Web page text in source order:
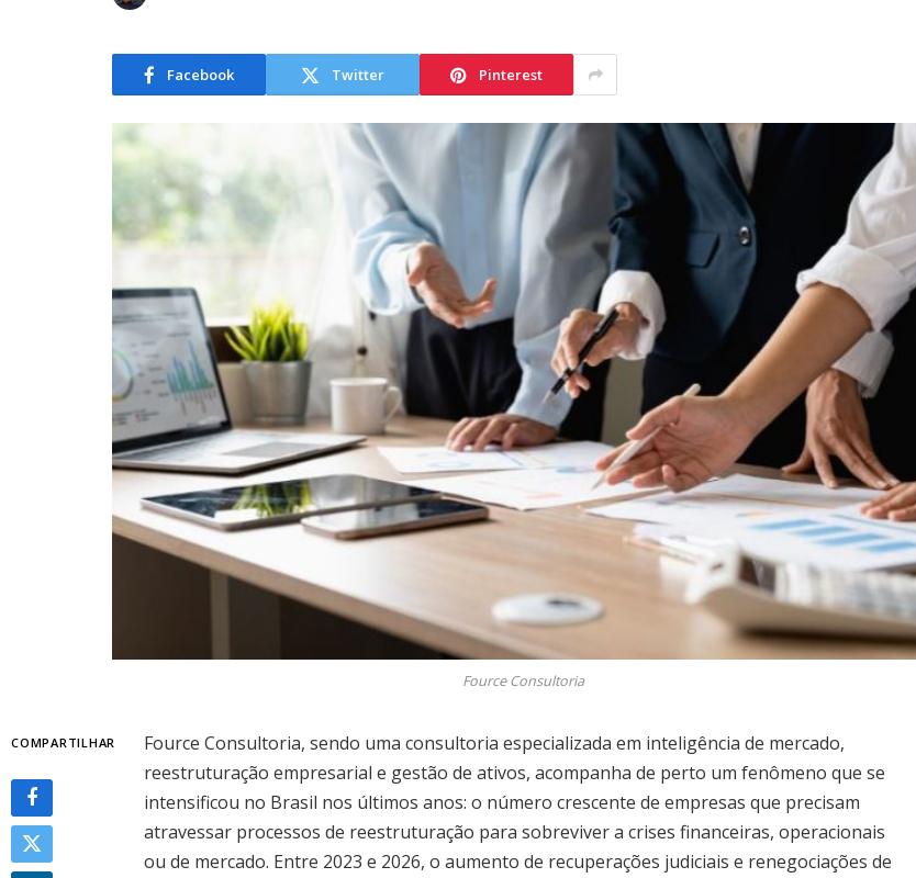
Facebook Twitter Pinterest
Fource Consultoria
COMPARTILHAR
Fource Consultoria, sendo uma consultoria especializada em inteligência de mercado,
reestruturação empresarial e gestão de ativos, acompanha de perto um fenômeno que se
intensificou no Brasil nos últimos anos: o número crescente de empresas que precisam
atravessar processos de reestruturação para sobreviver a crises financeiras, operacionais
ou de mercado. Entre 2023 e 2026, o aumento de recuperações judiciais e renegociações de